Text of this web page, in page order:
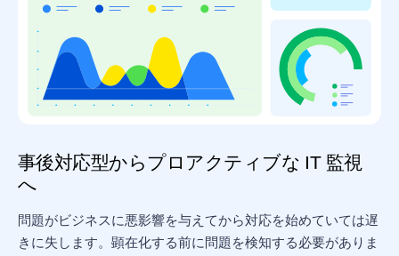
事後対応型からプロアクティブな IT 監視
へ
問題がビジネスに悪影響を与えてから対応を始めていては遅
きに失します。顕在化する前に問題を検知する必要がありま